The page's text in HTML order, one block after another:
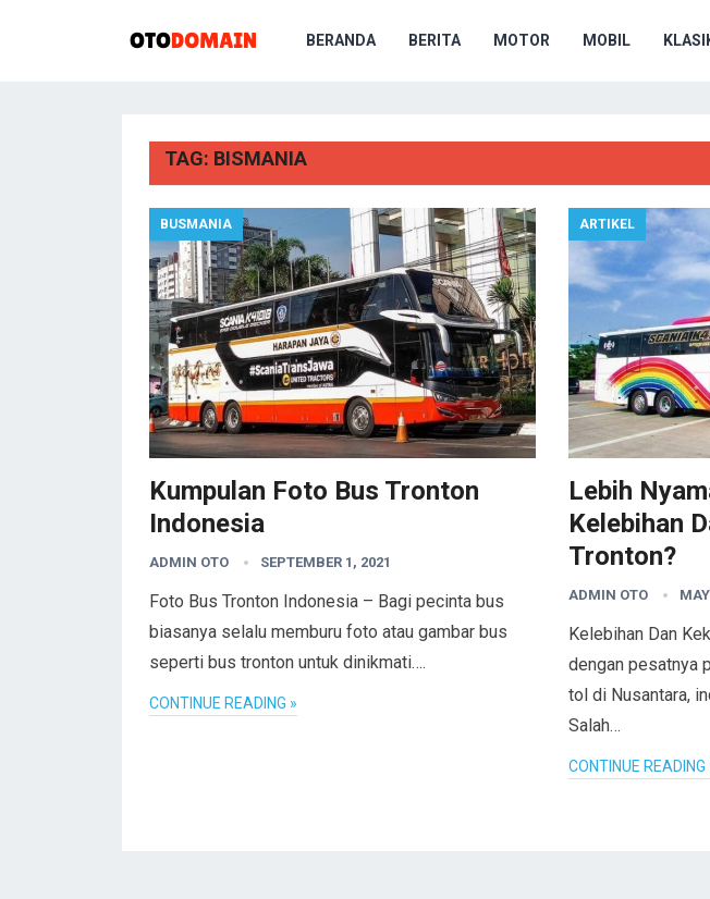
BERANDA BERITA MOTOR MOBIL
TAG: BISMANIA
BUSMANIA
Kumpulan Foto Bus Tronton
Indonesia
ADMIN OTO SEPTEMBER 1, 2021
Foto Bus Tronton Indonesia – Bagi pecinta bus
biasanya selalu memburu foto atau gambar bus
seperti bus tronton untuk dinikmati….
CONTINUE READING »
ARTIKEL
Lebih
Kelebihan
Tronton?
ADMIN OTO
Kelebihan Dan
dengan pesatnya
tol di Nusantara,
Salah…
CONTINUE READING